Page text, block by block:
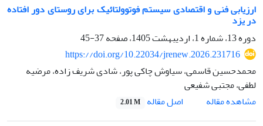
ارزیابی فنی و اقتصادی سیستم فوتوولتائیک برای روستای دور افتاده
در یزد
دوره 13، شماره 1، اردیبهشت 1405، صفحه
37-45
https://doi.org/10.22034/jrenew.2026.231716
محمدحسین قاسمی، سیاوش چاکی پور، شادی شریف زاده، مرضیه
لطفی، مجتبی شفیعی
مشاهده مقاله
اصل مقاله 2.01 M